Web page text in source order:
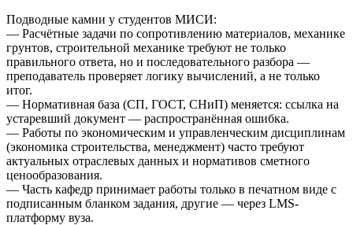
Подводные камни у студентов МИСИ:
— Расчётные задачи по сопротивлению материалов, механике
грунтов, строительной механике требуют не только
правильного ответа, но и последовательного разбора —
преподаватель проверяет логику вычислений, а не только
итог.
— Нормативная база (СП, ГОСТ, СНиП) меняется: ссылка на
устаревший документ — распространённая ошибка.
— Работы по экономическим и управленческим дисциплинам
(экономика строительства, менеджмент) часто требуют
актуальных отраслевых данных и нормативов сметного
ценообразования.
— Часть кафедр принимает работы только в печатном виде с
подписанным бланком задания, другие — через LMS-
платформу вуза.